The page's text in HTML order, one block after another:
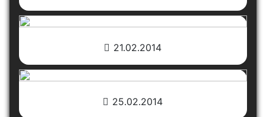
21.02.2014
25.02.2014